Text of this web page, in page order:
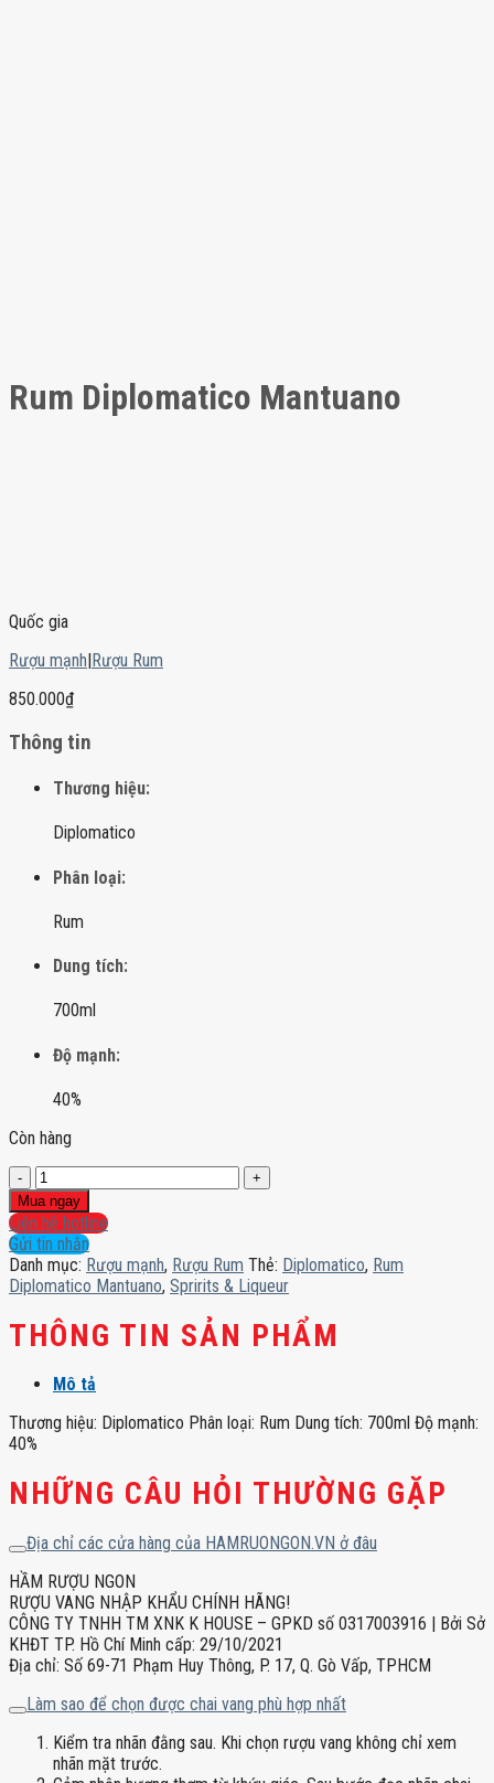
Rum Diplomatico Mantuano
Quốc gia
Rượu mạnh|Rượu Rum
850.000₫
Thông tin
Thương hiệu:
Diplomatico
Phân loại:
Rum
Dung tích:
700ml
Độ mạnh:
40%
Còn hàng
Rum
Diplomatico
Mantuano
số
lượng
Mua ngay
Liên hệ hotline
Gửi tin nhắn
Danh mục: Rượu mạnh, Rượu Rum Thẻ: Diplomatico, Rum
Diplomatico Mantuano, Spririts & Liqueur
THÔNG TIN SẢN PHẨM
Mô tả
Thương hiệu: Diplomatico Phân loại: Rum Dung tích: 700ml Độ mạnh:
40%
NHỮNG CÂU HỎI THƯỜNG GẶP
Địa chỉ các cửa hàng của HAMRUONGON.VN ở đâu
HẦM RƯỢU NGON
RƯỢU VANG NHẬP KHẨU CHÍNH HÃNG!
CÔNG TY TNHH TM XNK K HOUSE – GPKD số 0317003916 | Bởi Sở
KHĐT TP. Hồ Chí Minh cấp: 29/10/2021
Địa chỉ: Số 69-71 Phạm Huy Thông, P. 17, Q. Gò Vấp, TPHCM
Làm sao để chọn được chai vang phù hợp nhất
Kiểm tra nhãn đằng sau. Khi chọn rượu vang không chỉ xem
nhãn mặt trước.